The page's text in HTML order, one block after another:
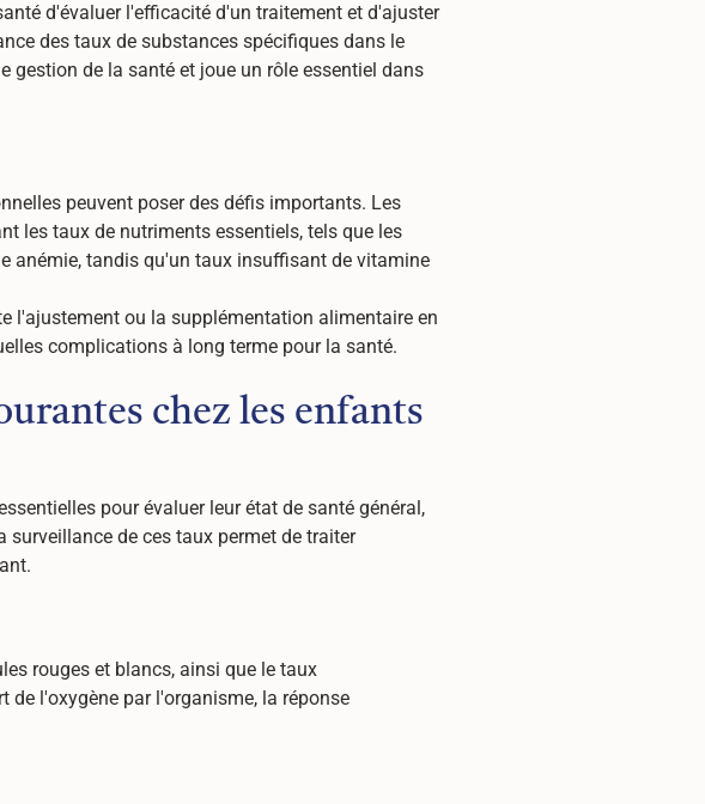
d'évaluer l'efficacité d'un traitement et d'ajuster
des taux de substances spécifiques dans le
de la santé et joue un rôle essentiel dans
peuvent poser des défis importants. Les
les taux de nutriments essentiels, tels que les
anémie, tandis qu'un taux insuffisant de vitamine
l'ajustement ou la supplémentation alimentaire en
complications à long terme pour la santé.
chez les enfants
pour évaluer leur état de santé général,
de ces taux permet de traiter
rouges et blancs, ainsi que le taux
l'oxygène par l'organisme, la réponse